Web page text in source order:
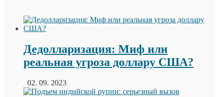
Дедолларизация: Миф или
реальная угроза доллару США?
02. 09. 2023